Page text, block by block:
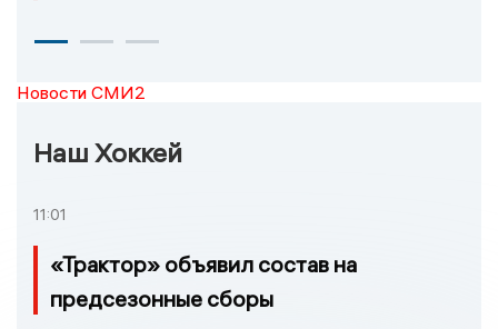
Новости СМИ2
Наш Хоккей
11:01
«Трактор» объявил состав на
предсезонные сборы